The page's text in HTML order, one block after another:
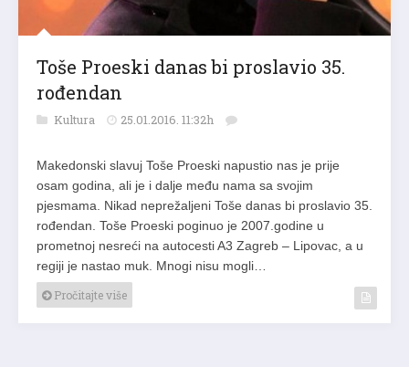
Toše Proeski danas bi proslavio 35.
rođendan
Kultura 25.01.2016. 11:32h
Makedonski slavuj Toše Proeski napustio nas je prije
osam godina, ali je i dalje među nama sa svojim
pjesmama. Nikad neprežaljeni Toše danas bi proslavio 35.
rođendan. Toše Proeski poginuo je 2007.godine u
prometnoj nesreći na autocesti A3 Zagreb – Lipovac, a u
regiji je nastao muk. Mnogi nisu mogli…
Pročitajte više